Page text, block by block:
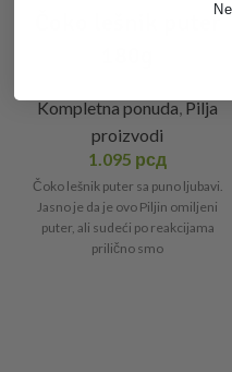
Čoko lešnik puter
Kompletna ponuda,Pilja
proizvodi
1.095 рсд
Čoko lešnik puter sa puno ljubavi.
Jasno je da je ovo Piljin omiljeni
puter, ali sudeći po reakcijama
prilično smo